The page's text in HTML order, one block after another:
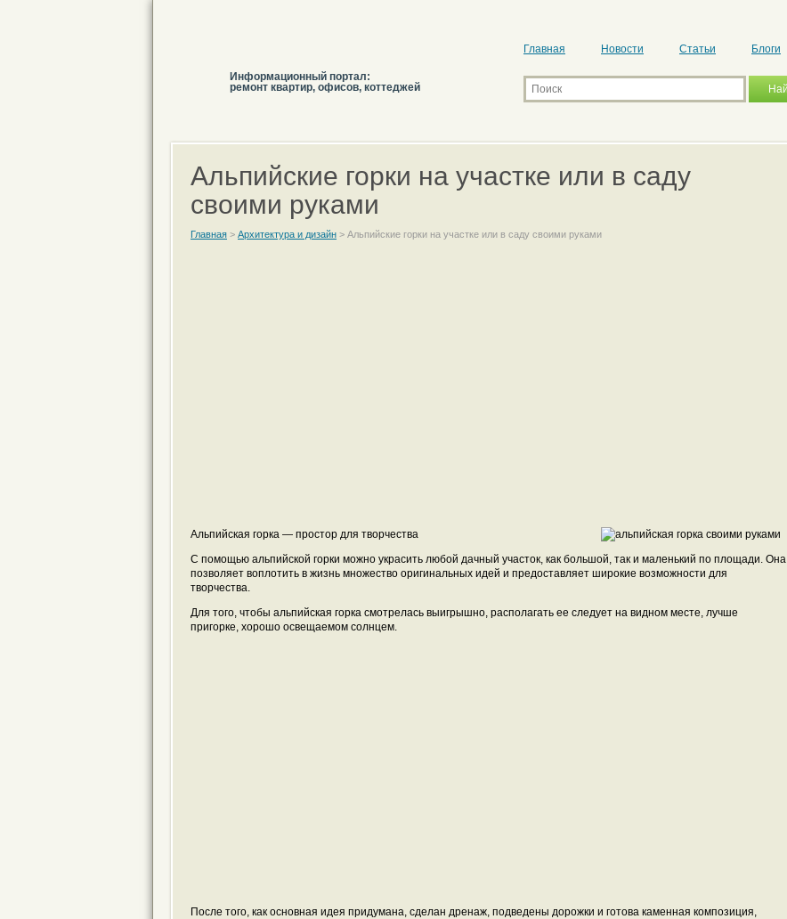
Информационный портал:
ремонт квартир, офисов, коттеджей
Главная Новости Статьи Блоги
Альпийские горки на участке или в саду
своими руками
Главная > Архитектура и дизайн > Альпийские горки на участке или в саду своими руками
Альпийская горка — простор для творчества
С помощью альпийской горки можно украсить любой дачный участок, как большой, так и маленький по площади. Она
позволяет воплотить в жизнь множество оригинальных идей и предоставляет широкие возможности для
творчества.
Для того, чтобы альпийская горка смотрелась выигрышно, располагать ее следует на видном месте, лучше
пригорке, хорошо освещаемом солнцем.
После того, как основная идея придумана, сделан дренаж, подведены дорожки и готова каменная композиция,